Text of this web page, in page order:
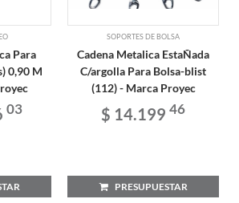
Para
0,90 M
03
SOPORTES DE BOLSA
Cadena Metalica EstaÑada
C/argolla Para Bolsa-blist
(112) - Marca Proyec
$ 14.199 46
PRESUPUESTAR